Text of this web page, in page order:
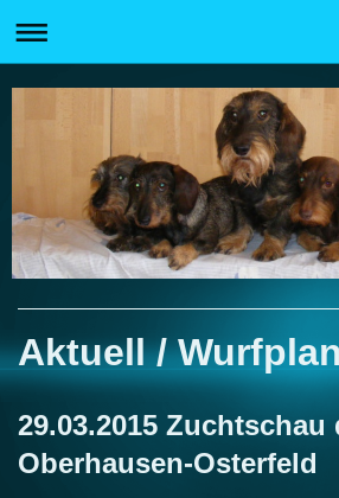
Aktuell /
29.03.2015 Zuchtschau
Oberhausen-Osterfeld